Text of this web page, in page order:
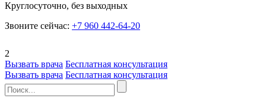
Круглосуточно, без выходных
Звоните сейчас: +7 960 442-64-20
2
Вызвать врача Бесплатная консультация
Вызвать врача Бесплатная консультация